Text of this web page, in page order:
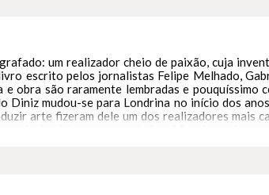
um realizador cheio de paixão, cuja
escrito pelos jornalistas Felipe Melhado,
obra são raramente lembradas e
Diniz mudou-se para Londrina no início dos
arte fizeram dele um dos realizadores mais